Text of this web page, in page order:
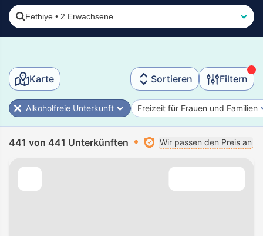
Fethiye • 2 Erwachsene
Karte Sortieren Filtern
Alkoholfreie Unterkunft Freizeit für Frauen und Familien
441 von 441 Unterkünften Wir passen den Preis an